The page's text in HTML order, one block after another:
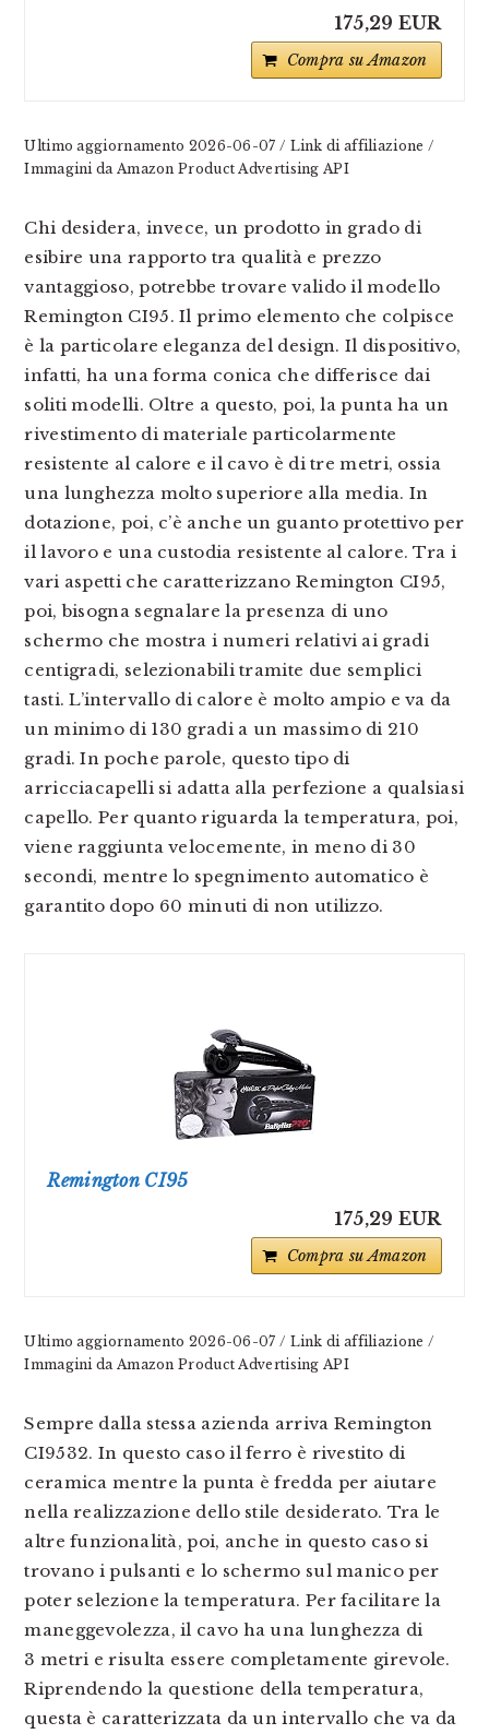
175,29 EUR
Compra su Amazon
Ultimo aggiornamento 2026-06-07 / Link di affiliazione /
Immagini da Amazon Product Advertising API
Chi desidera, invece, un prodotto in grado di
esibire una rapporto tra qualità e prezzo
vantaggioso, potrebbe trovare valido il modello
Remington CI95. Il primo elemento che colpisce
è la particolare eleganza del design. Il dispositivo,
infatti, ha una forma conica che differisce dai
soliti modelli. Oltre a questo, poi, la punta ha un
rivestimento di materiale particolarmente
resistente al calore e il cavo è di tre metri, ossia
una lunghezza molto superiore alla media. In
dotazione, poi, c’è anche un guanto protettivo per
il lavoro e una custodia resistente al calore. Tra i
vari aspetti che caratterizzano Remington CI95,
poi, bisogna segnalare la presenza di uno
schermo che mostra i numeri relativi ai gradi
centigradi, selezionabili tramite due semplici
tasti. L’intervallo di calore è molto ampio e va da
un minimo di 130 gradi a un massimo di 210
gradi. In poche parole, questo tipo di
arricciacapelli si adatta alla perfezione a qualsiasi
capello. Per quanto riguarda la temperatura, poi,
viene raggiunta velocemente, in meno di 30
secondi, mentre lo spegnimento automatico è
garantito dopo 60 minuti di non utilizzo.
Remington CI95
175,29 EUR
Compra su Amazon
Ultimo aggiornamento 2026-06-07 / Link di affiliazione /
Immagini da Amazon Product Advertising API
Sempre dalla stessa azienda arriva Remington
CI9532. In questo caso il ferro è rivestito di
ceramica mentre la punta è fredda per aiutare
nella realizzazione dello stile desiderato. Tra le
altre funzionalità, poi, anche in questo caso si
trovano i pulsanti e lo schermo sul manico per
poter selezione la temperatura. Per facilitare la
maneggevolezza, il cavo ha una lunghezza di
3 metri e risulta essere completamente girevole.
Riprendendo la questione della temperatura,
questa è caratterizzata da un intervallo che va da